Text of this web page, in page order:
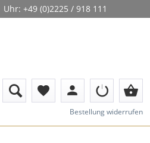
Uhr: +49 (0)2225 / 918 111
favorite person shopping_basket
Bestellung widerrufen